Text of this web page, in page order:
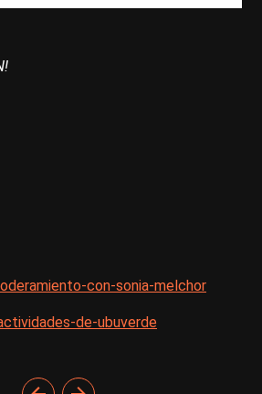
con-sonia-melchor
de-ubuverde